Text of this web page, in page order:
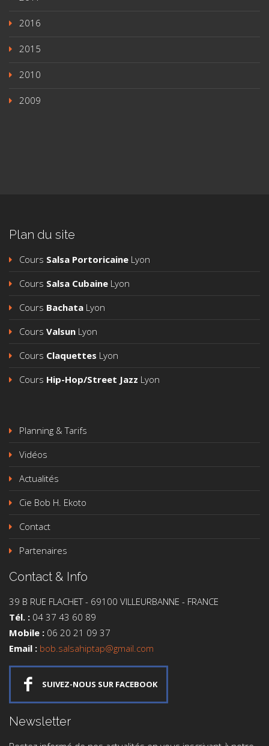
2016
2015
2010
2009
Plan du site
Cours Salsa Portoricaine Lyon
Cours Salsa Cubaine Lyon
Cours Bachata Lyon
Cours Valsun Lyon
Cours Claquettes Lyon
Cours Hip-Hop/Street Jazz Lyon
Planning & Tarifs
Vidéos
Actualités
Cie Bob H. Ekoto
Contact
Partenaires
Contact & Info
39 B RUE FLACHET - 69100 VILLEURBANNE - FRANCE
Tél. : 04 37 43 60 89
Mobile : 06 20 21 09 37
Email : bob.salsahiptap@gmail.com
SUIVEZ-NOUS SUR FACEBOOK
Newsletter